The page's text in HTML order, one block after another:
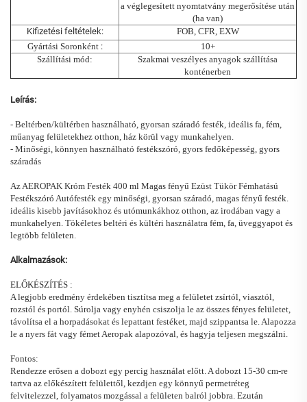
a véglegesített nyomtatvány megerősítése után
(ha van)
Kifizetési feltételek:
FOB, CFR, EXW
Gyártási Soronként :
10+
Szállítási mód:
Szakmai veszélyes anyagok szállítása
konténerben
Leírás:
- Beltérben/kültérben használható, gyorsan száradó festék, ideális fa, fém,
műanyag felületekhez otthon, ház körül vagy munkahelyen.
- Minőségi, könnyen használható festékszóró, gyors fedőképesség, gyors
száradás
Az AEROPAK Króm Festék 400 ml Magas fényű Ezüst Tükör Fémhatású
Festékszóró Autófesték egy minőségi, gyorsan száradó, magas fényű festék.
ideális kisebb javításokhoz és utómunkákhoz otthon, az irodában vagy a
munkahelyen. Tökéletes beltéri és kültéri használatra fém, fa, üveggyapot és
legtöbb felületen.
Alkalmazások:
ELŐKÉSZÍTÉS :
A legjobb eredmény érdekében tisztítsa meg a felületet zsírtól, viasztól,
rozstól és portól. Súrolja vagy enyhén csiszolja le az összes fényes felületet,
távolítsa el a horpadásokat és lepattant festéket, majd szippantsa le. Alapozza
le a nyers fát vagy fémet Aeropak alapozóval, és hagyja teljesen megszálni.
Fontos:
Rendezze erősen a dobozt egy percig használat előtt. A dobozt 15-30 cm-re
tartva az előkészített felülettől, kezdjen egy könnyű permetréteg
felvitelezzel, folyamatos mozgással a felületen balról jobbra. Ezután